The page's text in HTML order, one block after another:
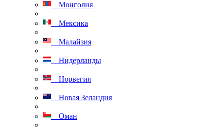
Монголия
Мексика
Малайзия
Нидерланды
Норвегия
Новая Зеландия
Оман